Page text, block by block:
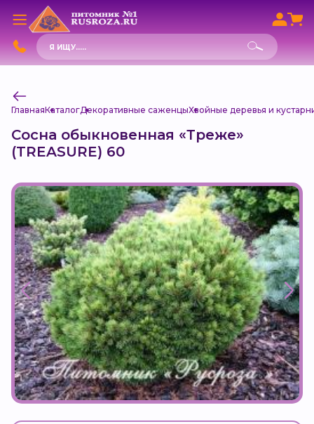
Поиск
товаров
ГлавнаяКаталогДекоративные саженцыХвойные деревья и
Сосна обыкновенная «Треже»
(TREASURE) 60